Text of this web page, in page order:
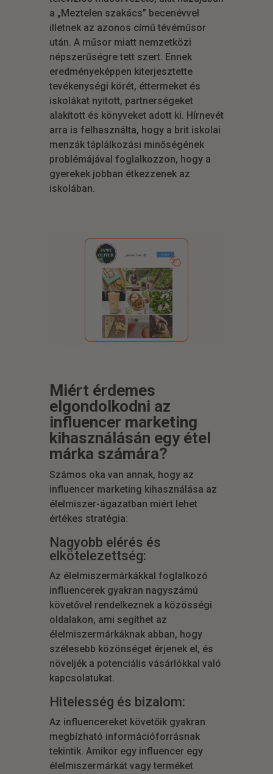
a „Meztelen szakács” becenévvel
illetnek az azonos című tévéműsor
után. A műsor miatt nemzetközi
népszerűségre tett szert. Ennek
eredményeképpen kiterjesztette
tevékenységi körét, éttermeket és
iskolákat nyitott, partnerségeket
alakított és könyveket adott ki. Hírnevét
arra is felhasználta, hogy a brit iskolai
menzák táplálkozási minőségének
problémájával foglalkozzon, hogy a
gyerekek jobban étkezzenek az
iskolában.
Miért érdemes
elgondolkodni az
influencer marketing
kihasználásán egy étel
márka számára?
Számos oka van annak, hogy az
influencer marketing kihasználása az
élelmiszer-ágazatban miért lehet
értékes stratégia:
Nagyobb elérés és
elkötelezettség:
Az élelmiszermárkákkal foglalkozó
influencerek gyakran nagyszámú
követővel rendelkeznek a közösségi
oldalakon, ami segíthet az
élelmiszermárkáknak abban, hogy
szélesebb közönséget érjenek el, és
növeljék a potenciális vásárlókkal való
kapcsolatukat.
Hitelesség és bizalom:
Az influencereket követőik gyakran
megbízható információforrásnak
tekintik. Amikor egy influencer egy
élelmiszermárkát vagy terméket